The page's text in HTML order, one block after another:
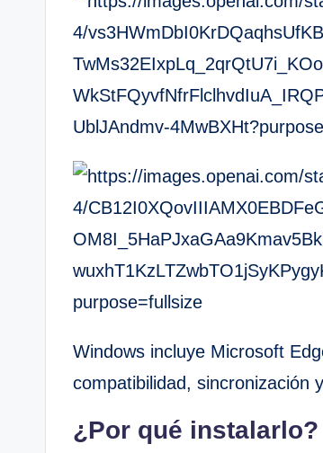
Windows incluye Microsoft
compatibilidad, sincronización
¿Por qué instalarlo?